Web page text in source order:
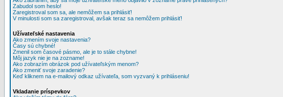
Zabudol som heslo!
Zaregistroval som sa, ale nemôžem sa prihlásiť!
V minulosti som sa zaregistroval, avšak teraz sa nemôžem prihlásiť!
Užívateľské nastavenia
Ako zmením svoje nastavenia?
Časy sú chybné!
Zmenil som časové pásmo, ale je to stále chybne!
Môj jazyk nie je na zozname!
Ako zobrazím obrázok pod užívateľským menom?
Ako zmeniť svoje zaradenie?
Keď kliknem na e-mailový odkaz užívateľa, som vyzvaný k prihláseniu!
Vkladanie príspevkov